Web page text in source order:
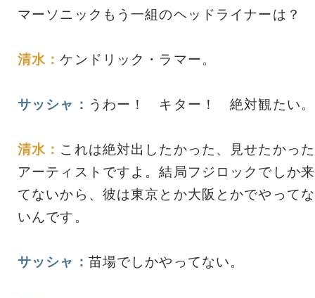
マーソニックもう一組のヘッドライナーは？
清水：ケンドリック・ラマー。
サッシャ： うわー！ キター！ 絶対観たい。
清水： これは絶対出したかった、見せたかった
アーティストですよ。結局フジロックでしか来
てないから、彼は東京とか大阪とかでやってな
いんです。
サッシャ： 苗場でしかやってない。